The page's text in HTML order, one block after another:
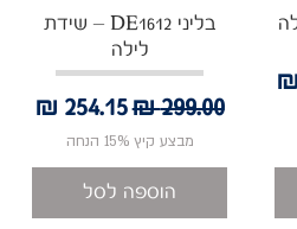
תצוגה מהירהבליני DE1612 – שידת
לילה
מחיר רגיל‏299.00 ‏₪ מחיר מבצע‏254.15 ‏₪
מבצע קיץ 15% הנחה
הוספה לסל